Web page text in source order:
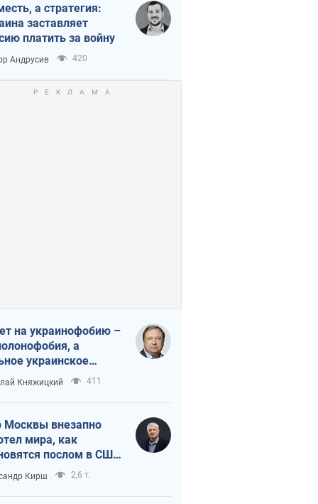
а стратегия:
заставляет
платить за войну
Андрусив 420
на украинофобию –
а
украинское
Княжицкий 411
Москвы внезапно
мира, как
послом в США
украинские топ-
Кирш 2,6 т.